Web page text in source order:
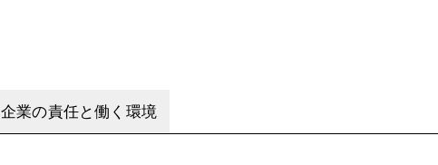
企業の責任と働く環境